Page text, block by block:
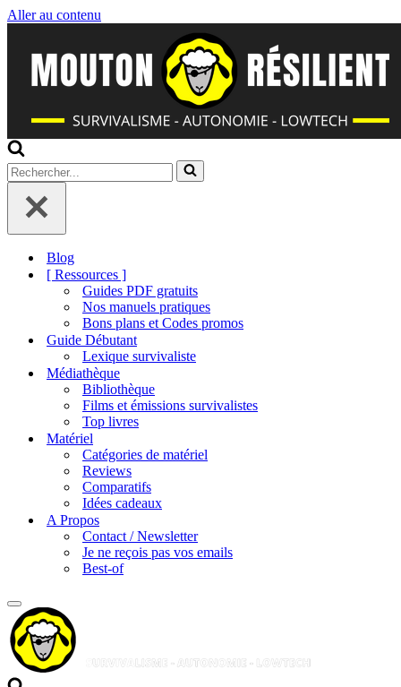
Aller au contenu
Rechercher...
Blog
[ Ressources ]
Guides PDF gratuits
Nos manuels pratiques
Bons plans et Codes promos
Guide Débutant
Lexique survivaliste
Médiathèque
Bibliothèque
Films et émissions survivalistes
Top livres
Matériel
Catégories de matériel
Reviews
Comparatifs
Idées cadeaux
A Propos
Contact / Newsletter
Je ne reçois pas vos emails
Best-of
Menu
de
navigation